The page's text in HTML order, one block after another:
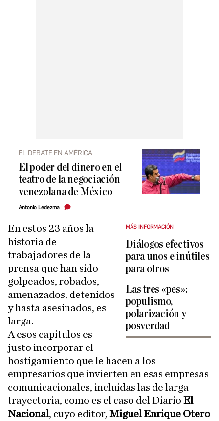
EL DEBATE EN AMÉRICA
El poder del dinero en el
teatro de la negociación
venezolana de México
Antonio Ledezma
MÁS INFORMACIÓN
Diálogos efectivos
para unos e inútiles
para otros
Las tres «pes»:
populismo,
polarización y
posverdad
En estos 23 años la
historia de
trabajadores de la
prensa que han sido
golpeados, robados,
amenazados, detenidos
y hasta asesinados, es
larga.
A esos capítulos es
justo incorporar el
hostigamiento que le hacen a los
empresarios que invierten en esas empresas
comunicacionales, incluidas las de larga
trayectoria, como es el caso del Diario El
Nacional, cuyo editor, Miguel Enrique Otero